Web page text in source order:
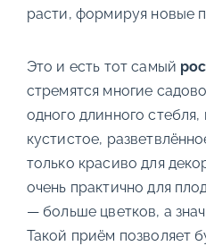
расти, формируя новые
Это и есть тот самый
стремятся многие
одного длинного
кустистое,
только красиво для
очень практично для
— больше цветков, а
Такой приём позволяет